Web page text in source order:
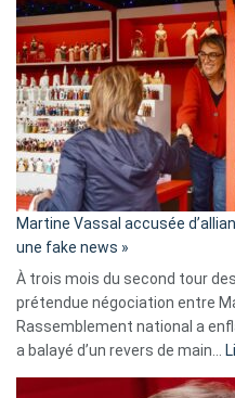
Martine Vassal accusée
une fake news »
À trois mois du second tour
prétendue négociation entre
Rassemblement national a
a balayé d’un revers de main…